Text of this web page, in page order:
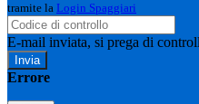
tramite la Login Spaggiari
E-mail inviata, si prega di
Errore